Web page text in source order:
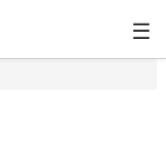
☰